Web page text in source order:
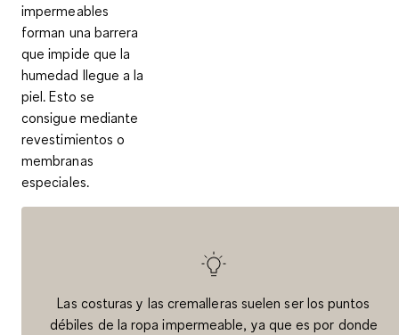
impermeables
forman una barrera
que impide que la
humedad llegue a la
piel. Esto se
consigue mediante
revestimientos o
membranas
especiales.
Las costuras y las cremalleras suelen ser los puntos
débiles de la ropa impermeable, ya que es por donde